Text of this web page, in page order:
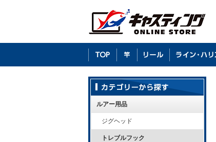
ルアー用品
ジグヘッド
トレブルフック